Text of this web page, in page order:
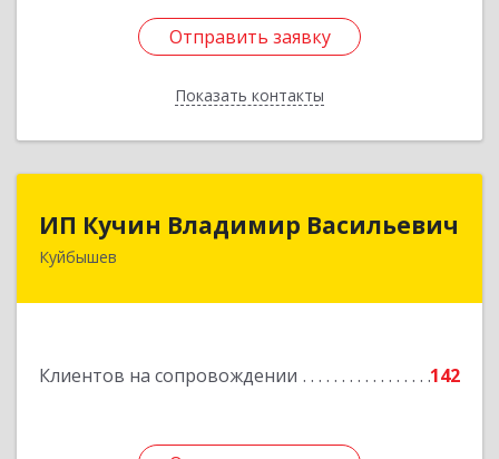
Отправить заявку
Показать контакты
Отправить заявку
Назад
ИП Кучин Владимир Васильевич
Куйбышев
Клиентов на сопровождении 142
632387, Новосибирская обл, Куйбышев г,